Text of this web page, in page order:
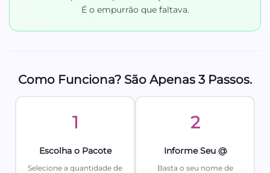
É o empurrão que faltava.
Como Funciona? São Apenas 3 Passos.
1
Escolha o Pacote
Selecione a quantidade de
2
Informe Seu @
Basta o seu nome de